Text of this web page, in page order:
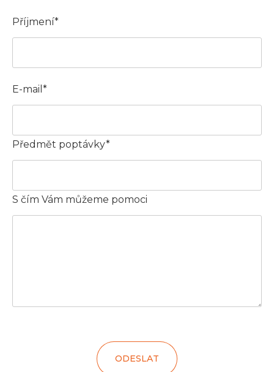
Příjmení*
E-mail*
Předmět poptávky*
S čím Vám můžeme pomoci
ODESLAT